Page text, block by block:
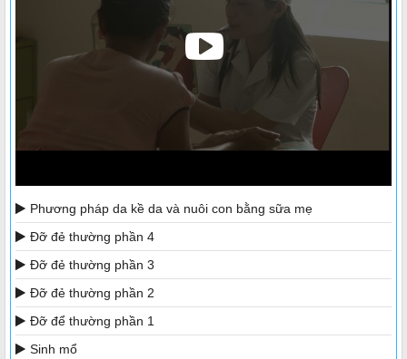
Phương pháp da kề da và nuôi con bằng sữa mẹ
Đỡ đẻ thường phần 4
Đỡ đẻ thường phần 3
Đỡ đẻ thường phần 2
Đỡ để thường phần 1
Sinh mổ